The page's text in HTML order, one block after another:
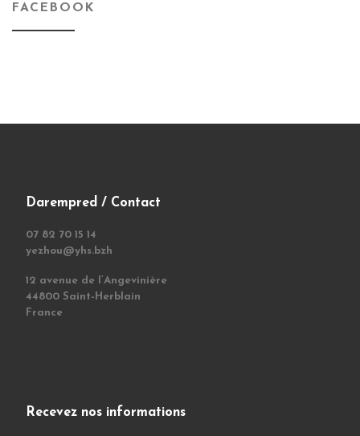
FACEBOOK
Darempred / Contact
07 82 70 15 14
yezhou@yhs.bzh
12 avenue de l’Angevinière
44800 Saint-Herblain
France
Recevez nos informations